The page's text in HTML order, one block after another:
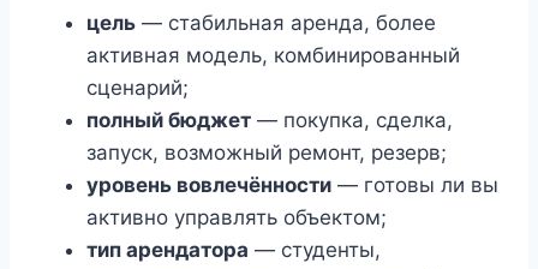
цель — стабильная аренда, более
активная модель, комбинированный
сценарий;
полный бюджет — покупка, сделка,
запуск, возможный ремонт, резерв;
уровень вовлечённости — готовы ли вы
активно управлять объектом;
тип арендатора — студенты,